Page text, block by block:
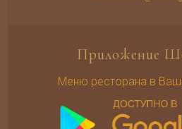
Приложение
Меню ресторана в